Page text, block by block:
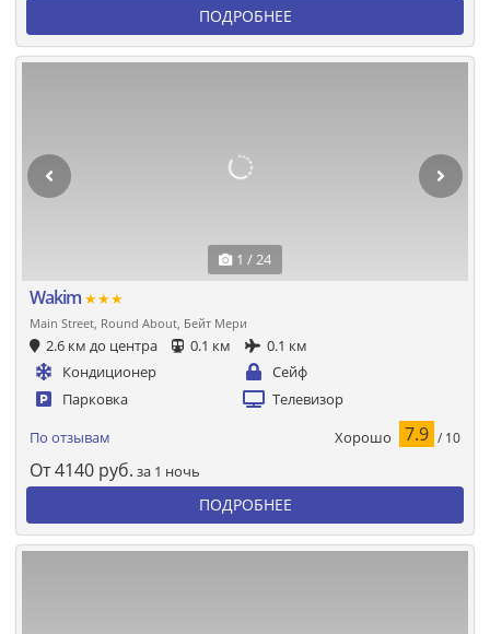
ПОДРОБНЕЕ
1 / 24
Wakim ★★★
Main Street, Round About, Бейт Мери
2.6 км до центра 0.1 км
0.1 км
Кондиционер
Сейф
Парковка
Телевизор
По отзывам Хорошо 7.9 / 10
От4140 руб. за 1 ночь
ПОДРОБНЕЕ